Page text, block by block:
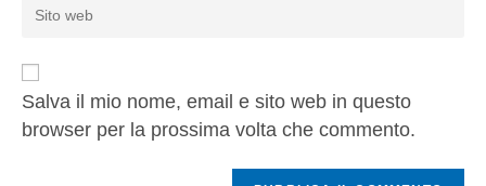
Salva il mio nome, email e sito web in questo
browser per la prossima volta che commento.